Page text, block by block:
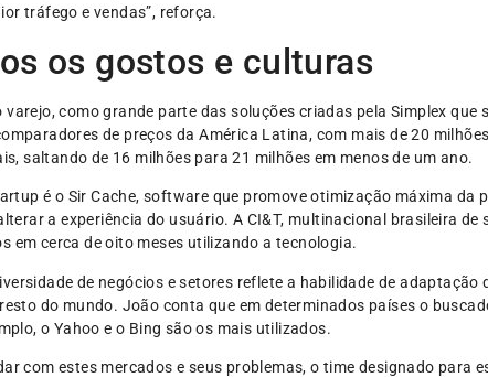
tráfego e vendas”, reforça.
os gostos e culturas
como grande parte das soluções criadas pela Simplex que
de preços da América Latina, com mais de 20
saltando de 16 milhões para 21 milhões em menos de um ano.
é o Sir Cache, software que promove otimização máxima da
a experiência do usuário. A CI&T, multinacional brasileira de
em cerca de oito meses utilizando a tecnologia.
de negócios e setores reflete a habilidade de adaptação
do mundo. João conta que em determinados países o
o Yahoo e o Bing são os mais utilizados.
com estes mercados e seus problemas, o time designado para